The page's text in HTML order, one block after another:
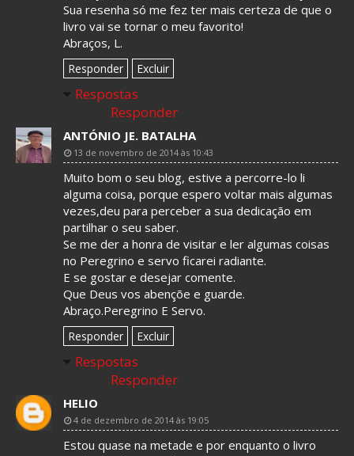
Sua resenha só me fez ter mais certeza de que o
livro vai se tornar o meu favorito!
Abraços, L.
Responder Excluir
Respostas
Responder
ANTÓNIO JE. BATALHA
13 de novembro de 2014 às 10:43
Muito bom o seu blog, estive a percorre-lo li
alguma coisa, porque espero voltar mais algumas
vezes,deu para perceber a sua dedicação em
partilhar o seu saber.
Se me der a honra de visitar e ler algumas coisas
no Peregrino e servo ficarei radiante.
E se gostar e desejar comente.
Que Deus vos abençõe e guarde.
Abraço.Peregrino E Servo.
Responder Excluir
Respostas
Responder
HELIO
4 de dezembro de 2014 às 19:05
Estou quase na metade e por enquanto o livro